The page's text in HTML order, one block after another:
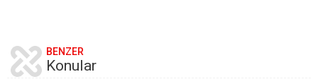
BENZER
Konular